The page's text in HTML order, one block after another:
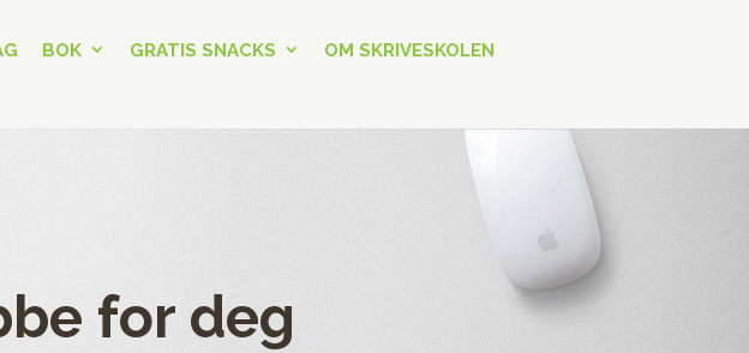
BOK GRATIS SNACKS OM SKRIVESKOLEN
for deg